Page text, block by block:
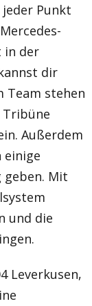
Punkt
in der
dir
Team stehen
Außerdem
Mit
und die
Leverkusen,